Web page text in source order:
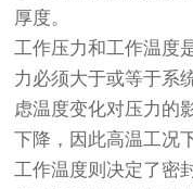
厚度。
工作压力和工作温度
力必须大于或等于系
虑温度变化对压力的
下降，因此高温工况
工作温度则决定了密